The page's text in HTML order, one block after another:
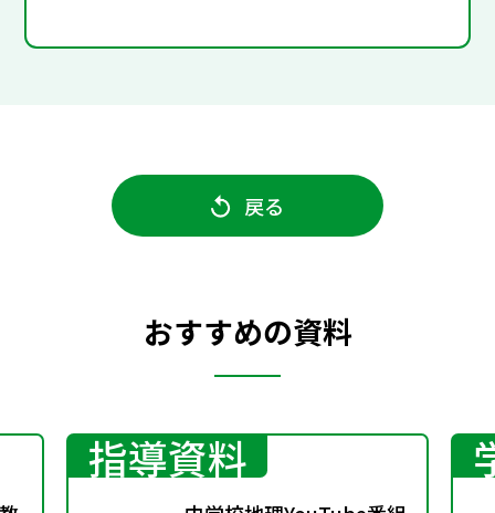
戻る
おすすめの資料
指導資料